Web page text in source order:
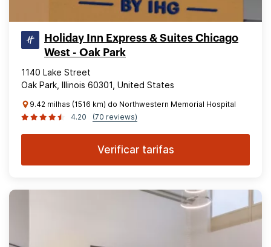
Holiday Inn Express & Suites Chicago
West - Oak Park
1140 Lake Street
Oak Park, Illinois 60301, United States
9.42 milhas (1516 km) do Northwestern Memorial Hospital
4.20
(70 reviews)
Verificar tarifas